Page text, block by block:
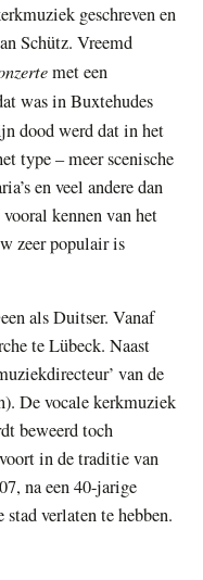
geschreven en
Schütz. Vreemd
met een
was in Buxtehudes
dood werd dat in het
type – meer scenische
en veel andere dan
kennen van het
zeer populair is
als Duitser. Vanaf
te Lübeck. Naast
van de
De vocale kerkmuziek
beweerd toch
in de traditie van
na een 40-jarige
verlaten te hebben.